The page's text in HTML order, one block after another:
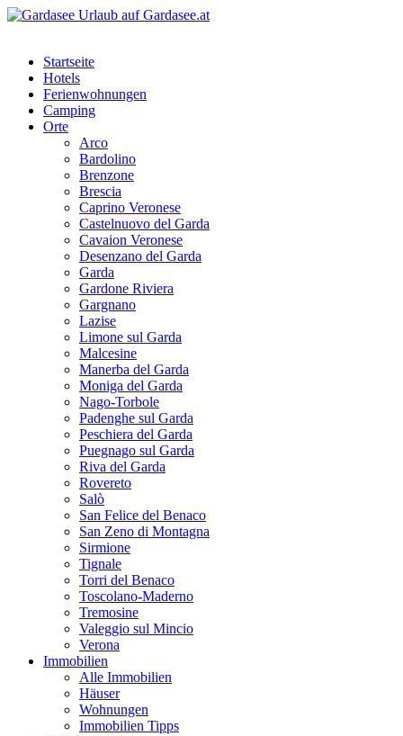
Startseite
Hotels
Ferienwohnungen
Camping
Orte
Arco
Bardolino
Brenzone
Brescia
Caprino Veronese
Castelnuovo del Garda
Cavaion Veronese
Desenzano del Garda
Garda
Gardone Riviera
Gargnano
Lazise
Limone sul Garda
Malcesine
Manerba del Garda
Moniga del Garda
Nago-Torbole
Padenghe sul Garda
Peschiera del Garda
Puegnago sul Garda
Riva del Garda
Rovereto
Salò
San Felice del Benaco
San Zeno di Montagna
Sirmione
Tignale
Torri del Benaco
Toscolano-Maderno
Tremosine
Valeggio sul Mincio
Verona
Immobilien
Alle Immobilien
Häuser
Wohnungen
Immobilien Tipps